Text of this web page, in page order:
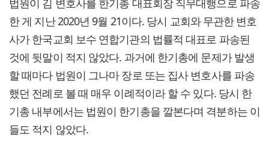
법원이 김 변호사를 한기총 대표회장 직무대행으로 파송
한 게 지난 2020년 9월 21이다. 당시 교회와 무관한 변호
사가 한국교회 보수 연합기관의 법률적 대표로 파송된
것에 뒷말이 적지 않았다. 과거에 한기총에 문제가 발생
할 때마다 법원이 그나마 장로 또는 집사 변호사를 파송
했던 전례로 볼 때 매우 이례적이라 할 수 있다. 당시 한
기총 내부에서는 법원이 한기총을 깔본다며 격분하는 이
들도 적지 않았다.